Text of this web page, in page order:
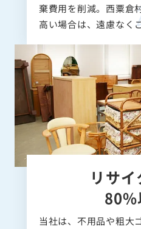
棄費用を削減。西粟倉
高い場合は、遠慮なく
リサ
80%
当社は、不用品や粗大